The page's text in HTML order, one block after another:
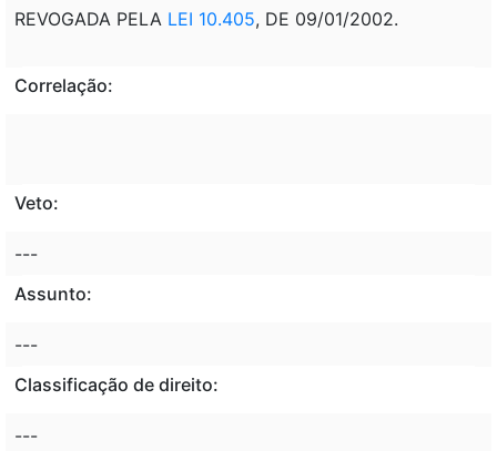
REVOGADA PELA LEI 10.405, DE 09/01/2002.
Correlação:
Veto:
---
Assunto:
---
Classificação de direito:
---